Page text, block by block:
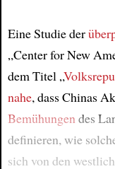
Eine Studie der
„Center for New
dem Titel „
nahe, dass Chinas
Bemühungen des
definieren, wie
sich von den